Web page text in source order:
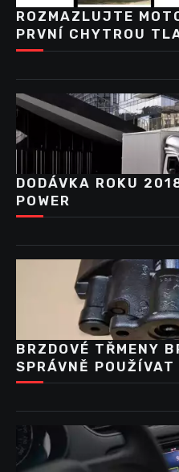
ROZMAZLUJTE
PRVNÍ CHYTROU
DODÁVKA ROKU
POWER
BRZDOVÉ TŘMENY
SPRÁVNĚ POUŽÍVAT